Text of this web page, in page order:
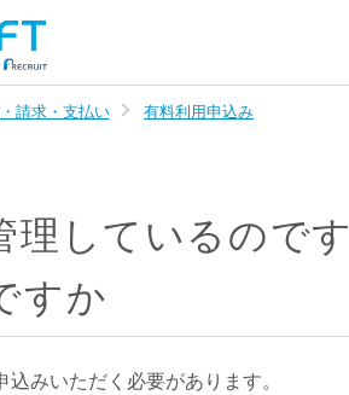
請求・支払い 有料利用申込み
理しているので
すか
みいただく必要があります。